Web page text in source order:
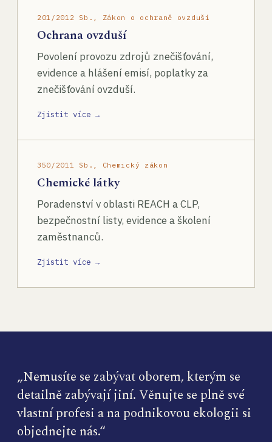
201/2012 Sb., Zákon o ochraně ovzduší
Ochrana ovzduší
Povolení provozu zdrojů znečišťování,
evidence a hlášení emisí, poplatky za
znečišťování ovzduší.
Zjistit více →
350/2011 Sb., Chemický zákon
Chemické látky
Poradenství v oblasti REACH a CLP,
bezpečnostní listy, evidence a školení
zaměstnanců.
Zjistit více →
„Nemusíte se zabývat oborem, kterým se
detailně zabývají jiní. Věnujte se plně své
vlastní profesi a na podnikovou ekologii si
objednejte nás.“